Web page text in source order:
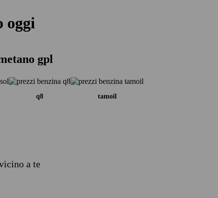
oggi
gpl
q8 tamoil
a te